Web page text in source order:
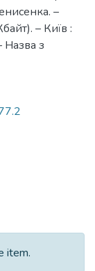
–
– Київ :
Назва з
item.